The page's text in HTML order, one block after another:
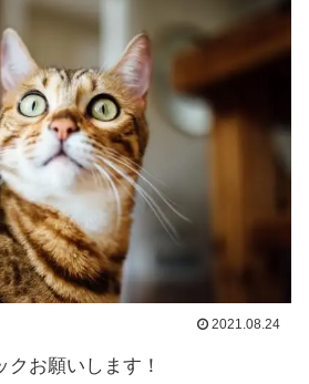
2021.08.24
クお願いします！